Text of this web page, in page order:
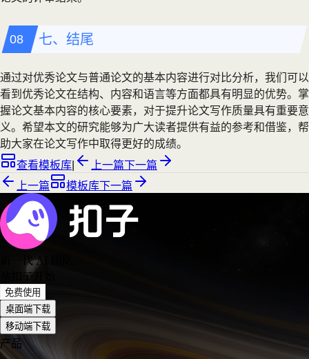
七、结尾
通过对优秀论文与普通论文的基本内容进行对比分析，我们可以
看到优秀论文在结构、内容和语言等方面都具有明显的优势。掌
握论文基本内容的核心要素，对于提升论文写作质量具有重要意
义。希望本文的研究能够为广大读者提供有益的参考和借鉴，帮
助大家在论文写作中取得更好的成绩。
查看模板库
上一篇下一篇
上一篇
模板库下一篇
新一代 AI 团队
从扣子开始
免费使用
桌面端下载
移动端下载
产品